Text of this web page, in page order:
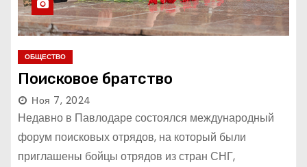
ОБЩЕСТВО
Поисковое братство
Ноя 7, 2024
Недавно в Павлодаре состоялся международный
форум поисковых отрядов, на который были
приглашены бойцы отрядов из стран СНГ,